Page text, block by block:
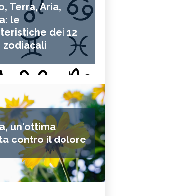
Terra, Aria,
le
dei 12
zodiacali
un'ottima
contro il dolore